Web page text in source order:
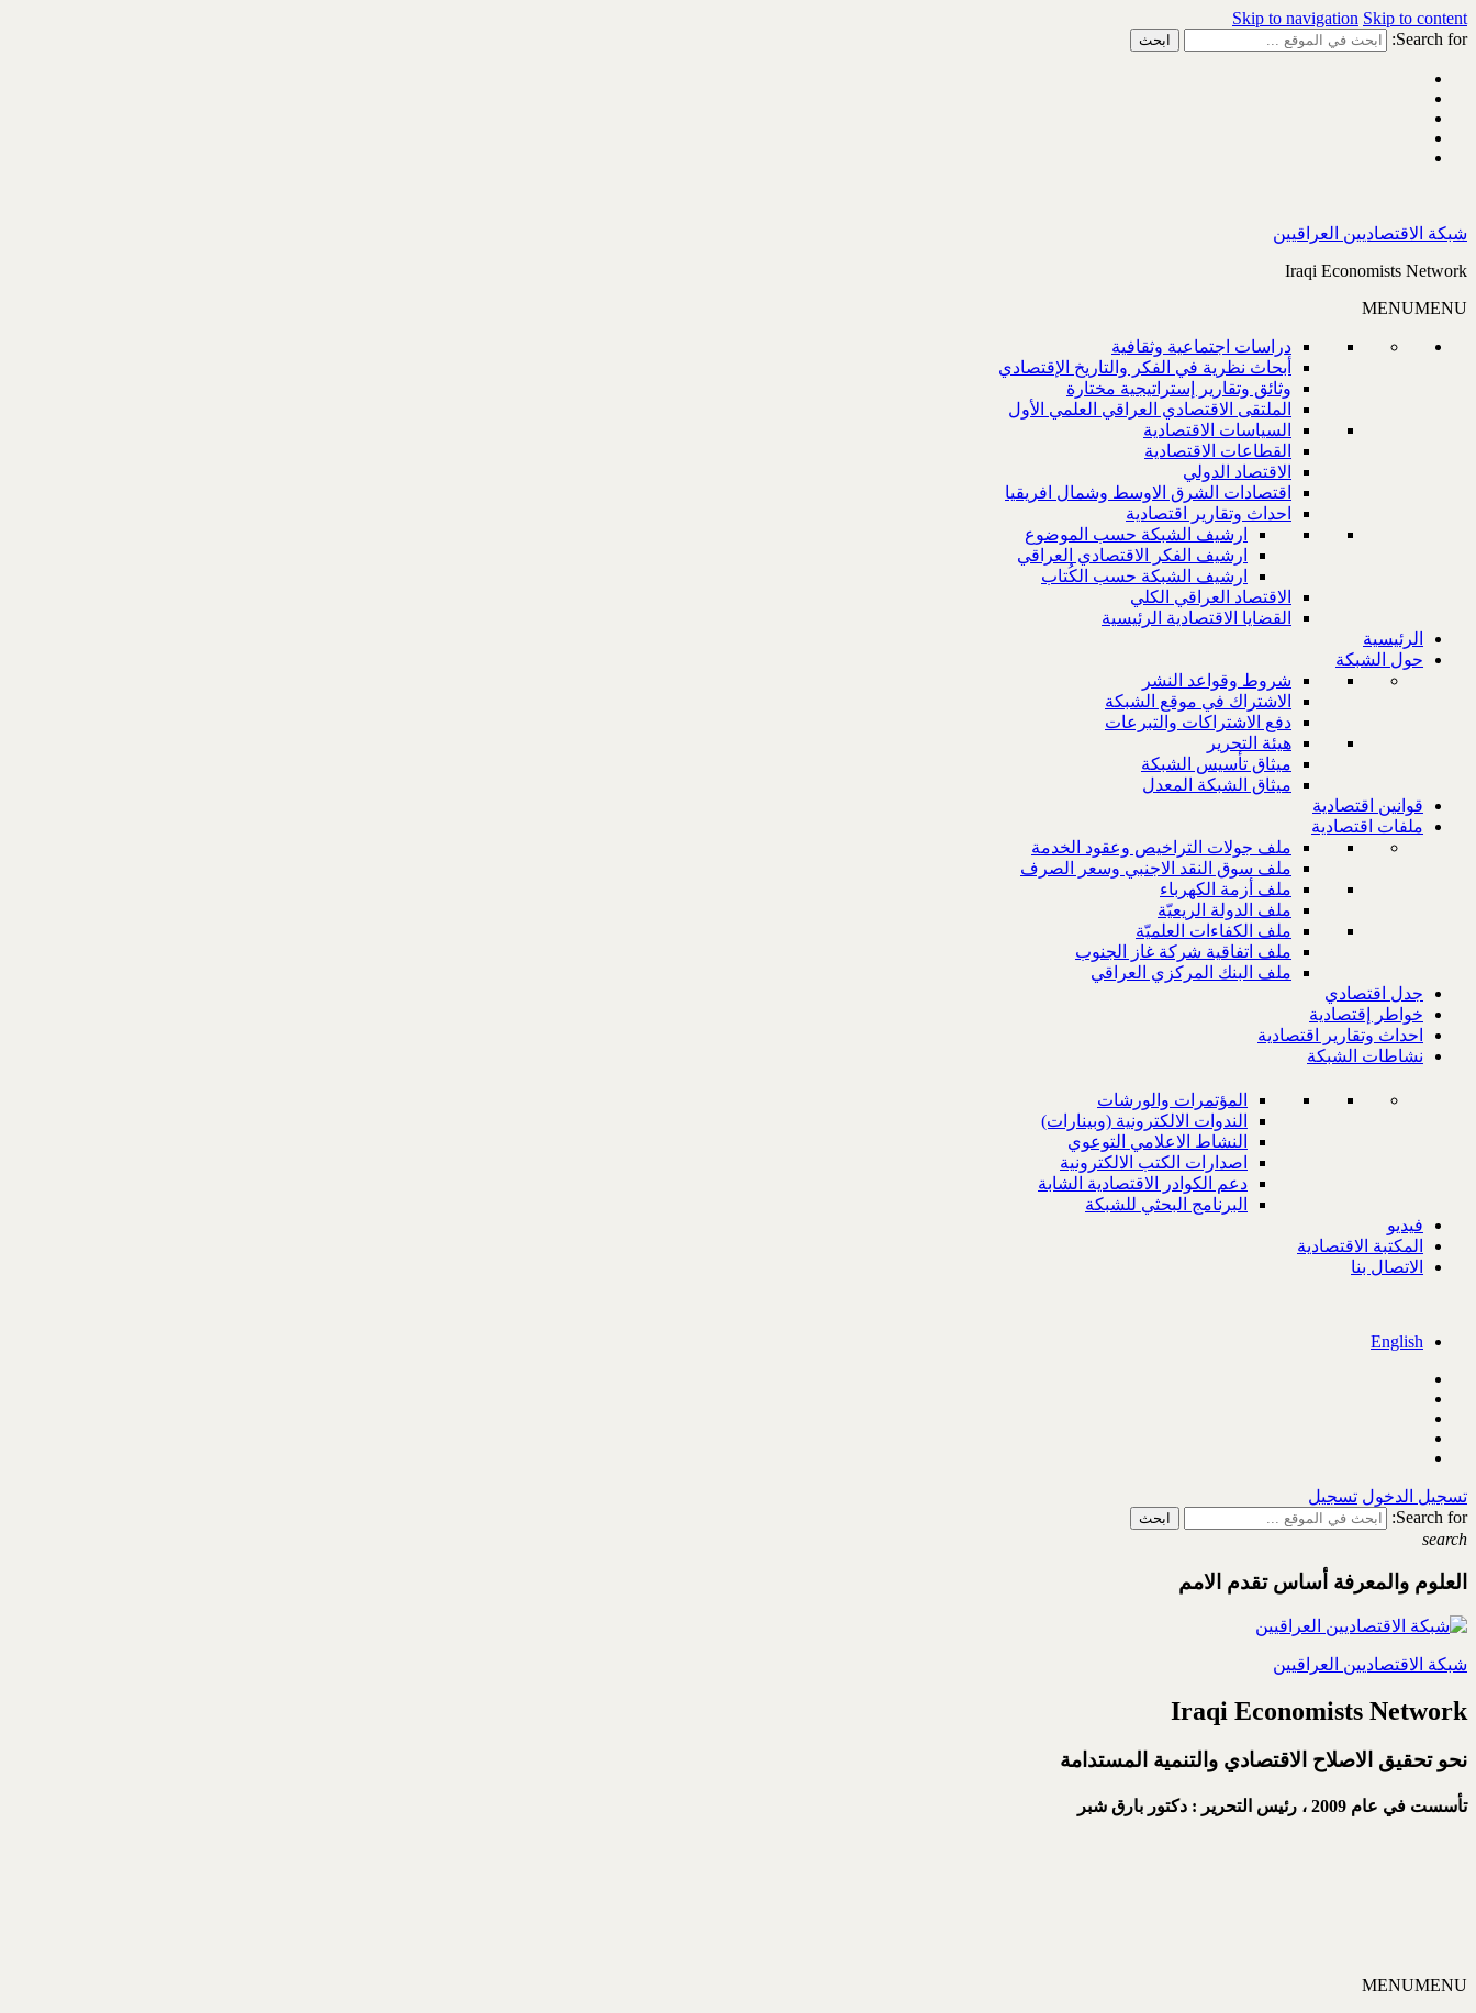
Skip to navigation Skip to content
Search for:
شبكة الاقتصاديين العراقيين
Iraqi Economists Network
MENUMENU
دراسات اجتماعية وثقافية
أبحاث نظرية في الفكر والتاريخ الإقتصادي
وثائق وتقارير إستراتيجية مختارة
الملتقى الاقتصادي العراقي العلمي الأول
السياسات الاقتصادية
القطاعات الاقتصادية
الاقتصاد الدولي
اقتصادات الشرق الاوسط وشمال افريقيا
احداث وتقارير اقتصادية
ارشيف الشبكة حسب الموضوع
ارشيف الفكر الاقتصادي العراقي
ارشيف الشبكة حسب الكُتاب
الاقتصاد العراقي الكلي
القضايا الاقتصادية الرئيسية
الرئيسية
حول الشبكة
شروط وقواعد النشر
الاشتراك في موقع الشبكة
دفع الاشتراكات والتبرعات
هيئة التحرير
ميثاق تأسيس الشبكة
ميثاق الشبكة المعدل
قوانين اقتصادية
ملفات اقتصادية
ملف جولات التراخيص وعقود الخدمة
ملف سوق النقد الاجنبي وسعر الصرف
ملف أزمة الكهرباء
ملف الدولة الريعيّة
ملف الكفاءات العلميّة
ملف اتفاقية شركة غاز الجنوب
ملف البنك المركزي العراقي
جدل اقتصادي
خواطر إقتصادية
احداث وتقارير اقتصادية
نشاطات الشبكة
المؤتمرات والورشات
الندوات الالكترونية (وبينارات)
النشاط الاعلامي التوعوي
اصدارات الكتب الالكترونية
دعم الكوادر الاقتصادية الشابة
البرنامج البحثي للشبكة
فيديو
المكتبة الاقتصادية
الاتصال بنا
English
تسجيل الدخول تسجيل
Search for:
search
العلوم والمعرفة أساس تقدم الامم
شبكة الاقتصاديين العراقيين
Iraqi Economists Network
نحو تحقيق الاصلاح الاقتصادي والتنمية المستدامة
تأسست في عام 2009 ، رئيس التحرير : دكتور بارق شبر
MENUMENU